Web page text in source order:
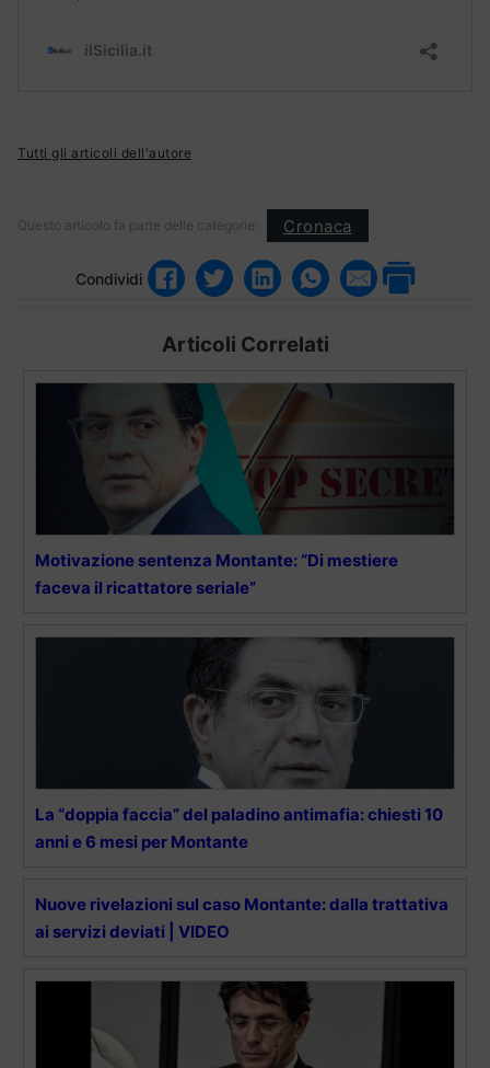
Tutti gli articoli dell'autore
Questo articolo fa parte delle categorie: Cronaca
Condividi
Articoli Correlati
Motivazione sentenza Montante: “Di mestiere
faceva il ricattatore seriale”
La “doppia faccia” del paladino antimafia: chiesti 10
anni e 6 mesi per Montante
Nuove rivelazioni sul caso Montante: dalla trattativa
ai servizi deviati | VIDEO